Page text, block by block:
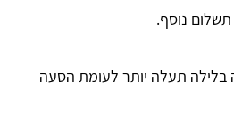
תשלום נוסף.
תעלה יותר לעומת הסעה